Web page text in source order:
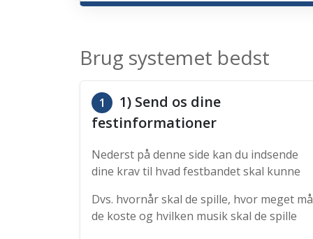
Brug systemet bedst
1
1) Send os dine
festinformationer
Nederst på denne side kan du indsende
dine krav til hvad festbandet skal kunne
Dvs. hvornår skal de spille, hvor meget må
de koste og hvilken musik skal de spille